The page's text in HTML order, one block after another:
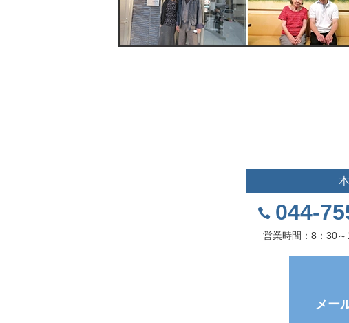
044-
営業時間：8：30
メー